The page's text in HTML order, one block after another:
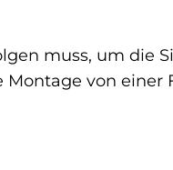
muss, um die
von